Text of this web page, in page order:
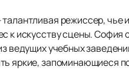
режиссер, чье
к искусству сцены.
ведущих учебных
яркие, запоминающиеся